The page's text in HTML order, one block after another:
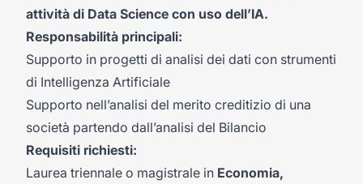
attività di Data Science con uso dell’IA.
Responsabilità principali:
Supporto in progetti di analisi dei dati con strumenti
di Intelligenza Artificiale
Supporto nell’analisi del merito creditizio di una
società partendo dall’analisi del Bilancio
Requisiti richiesti:
Laurea triennale o magistrale in Economia,